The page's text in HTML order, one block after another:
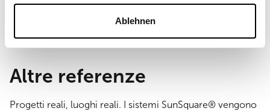
Ablehnen
montaggio a parete e pavimento
Altre referenze
Progetti reali, luoghi reali. I sistemi SunSquare® vengono